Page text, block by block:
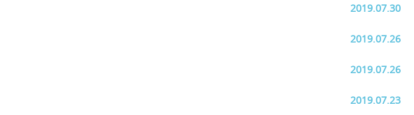
2019.07.30
2019.07.26
2019.07.26
2019.07.23